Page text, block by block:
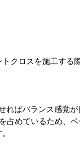
クロスを施工する
ばバランス感覚が
占めているため、